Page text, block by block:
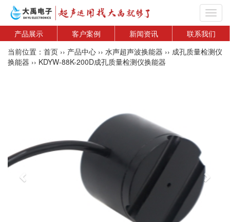
产品展示
客户案例 新闻资讯
联系我们
当前位置： 首页 ›› 产品中心 ›› 水声超声波换能器 ›› 成孔质量检测仪
换能器 ›› KDYW-88K-200D成孔质量检测仪换能器